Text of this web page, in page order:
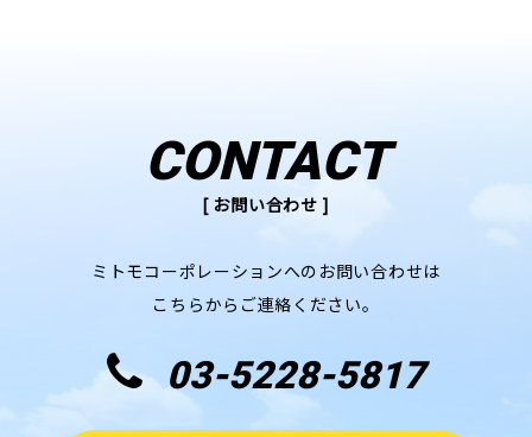
CONTACT
[ お問い合わせ ]
ミトモコーポレーションへのお問い合わせは
こちらからご連絡ください。
03-5228-5817